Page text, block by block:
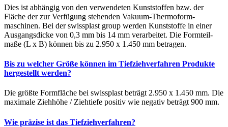
Dies ist abhängig von den verwendeten Kunst­­stoffen bzw. der
Fläche der zur Verfügung stehenden Vakuum-­­Thermo­­form­­
maschinen. Bei der swissplast group werden Kunst­stoffe in einer
Ausgangs­­dicke von 0,3 mm bis 14 mm verarbeitet. Die Formteil­­
maße (L x B) können bis zu 2.950 x 1.450 mm betragen.
Bis zu welcher Größe können im Tiefziehverfahren Produkte
hergestellt werden?
Die größte Formfläche bei swissplast beträgt 2.950 x 1.450 mm. Die
maximale Ziehhöhe / Ziehtiefe positiv wie negativ beträgt 900 mm.
Wie präzise ist das Tiefziehverfahren?